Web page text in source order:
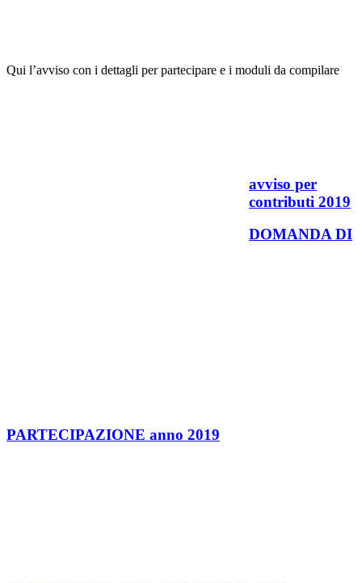
Qui l’avviso con i dettagli per partecipare e i moduli da compilare
avviso per
contributi 2019
DOMANDA DI
PARTECIPAZIONE anno 2019